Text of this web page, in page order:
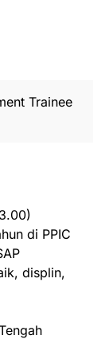
Trainee
di PPIC
displin,